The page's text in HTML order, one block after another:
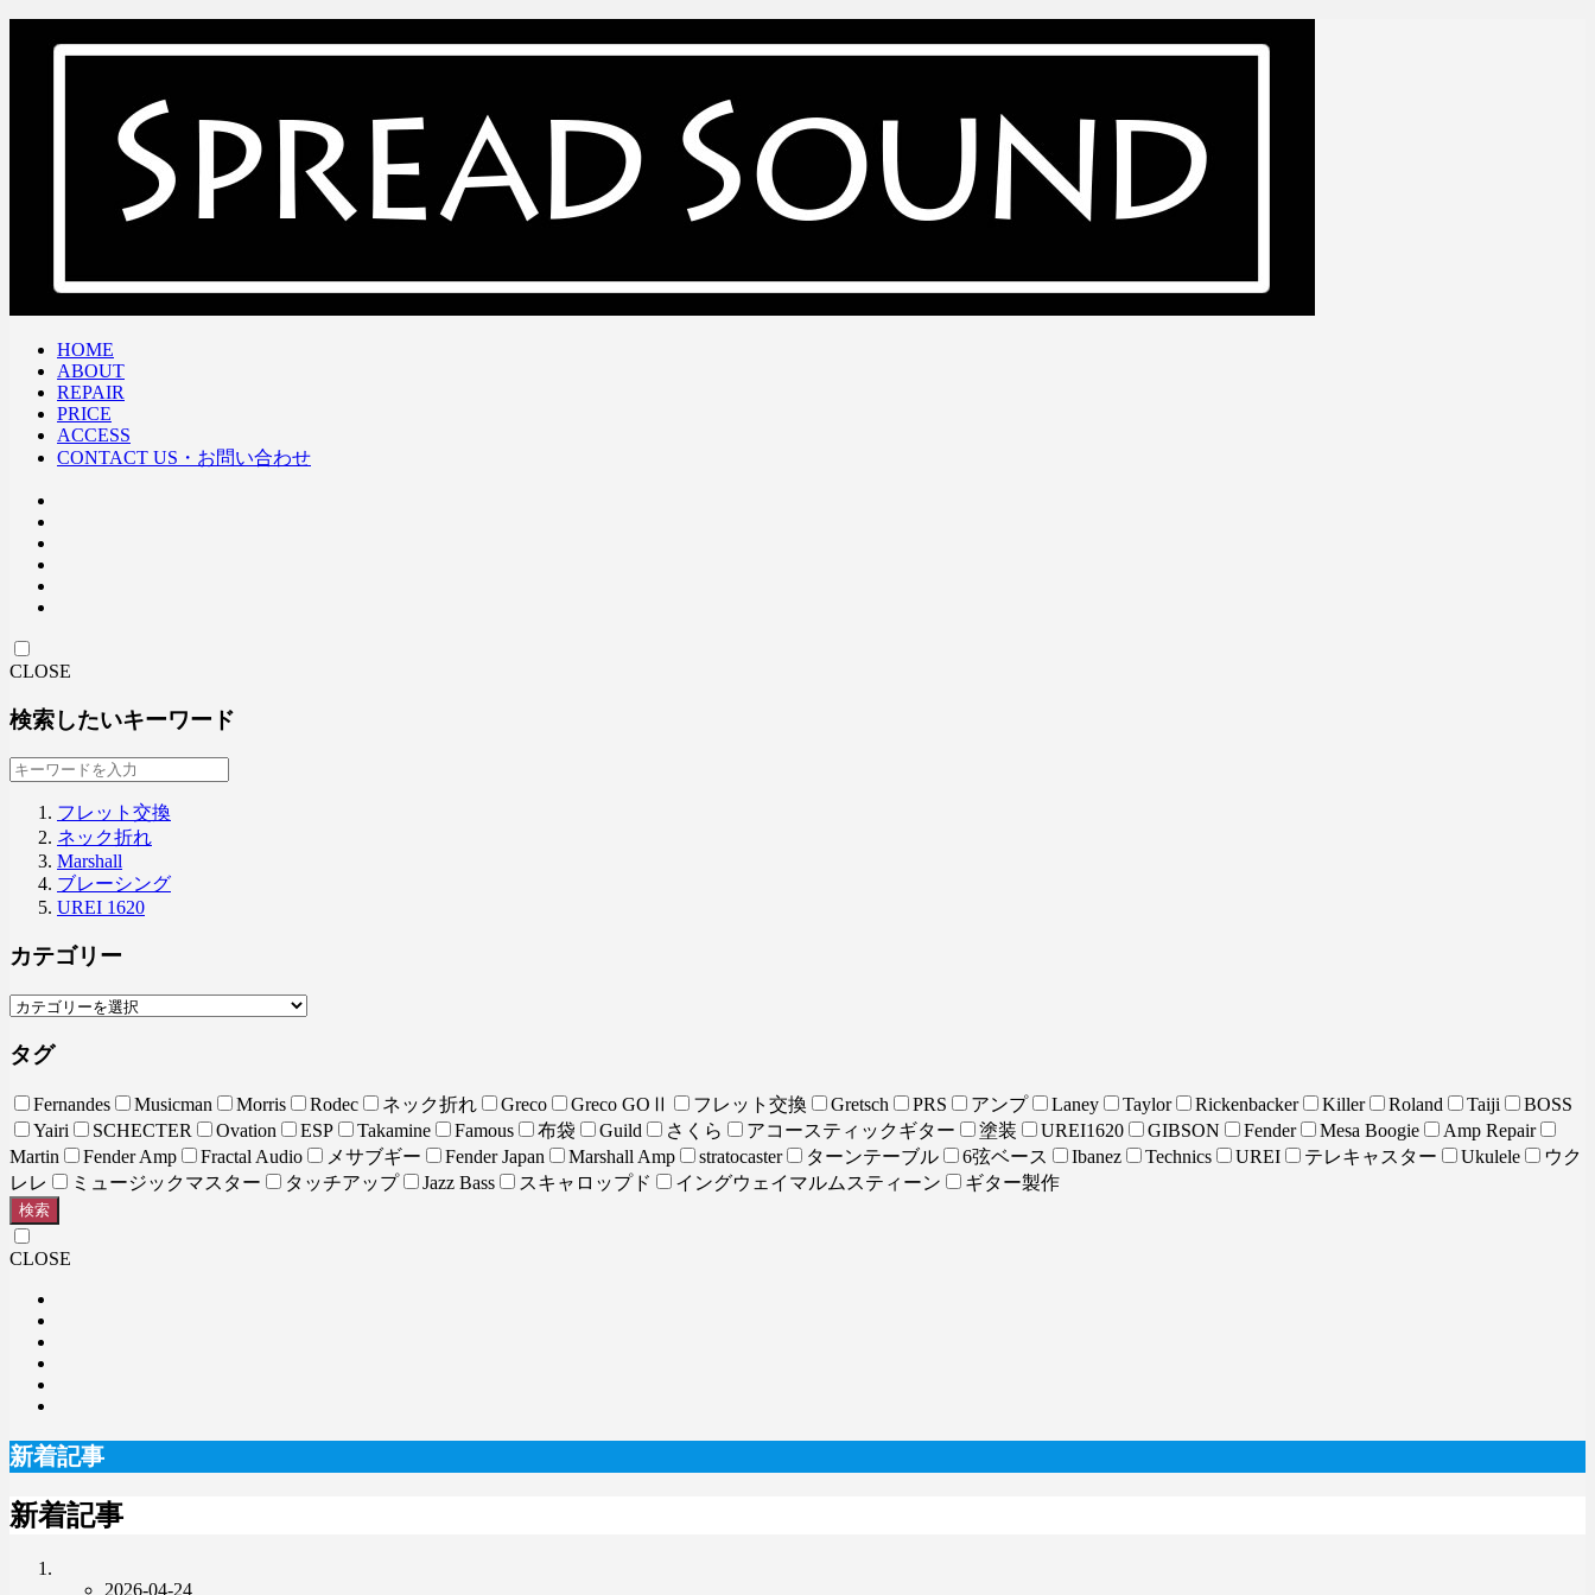
HOME
ABOUT
REPAIR
PRICE
ACCESS
CONTACT US・お問い合わせ
CLOSE
検索したいキーワード
フレット交換
ネック折れ
Marshall
ブレーシング
UREI 1620
カテゴリー
タグ
Fernandes Musicman Morris Rodec ネック折れ Greco Greco GOⅡ フレット交換 Gretsch PRS アンプ Laney Taylor Rickenbacker Killer Roland Taiji
BOSS
Yairi
SCHECTER Ovation ESP Takamine Famous 布袋 Guild さくら アコースティックギター 塗装 UREI1620 GIBSON Fender Mesa Boogie
Amp Repair
Martin
Fender Amp Fractal Audio メサブギー Fender Japan Marshall Amp stratocaster ターンテーブル 6弦ベース Ibanez Technics UREI テレキャスター Ukulele
ウク
レレ
ミュージックマスター タッチアップ Jazz Bass スキャロップド イングウェイマルムスティーン ギター製作
検索
CLOSE
新着記事
新着記事
2026-04-24